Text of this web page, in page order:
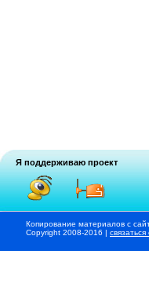
Я поддерживаю проект
Копирование материалов с
Copyright 2008-2016 |